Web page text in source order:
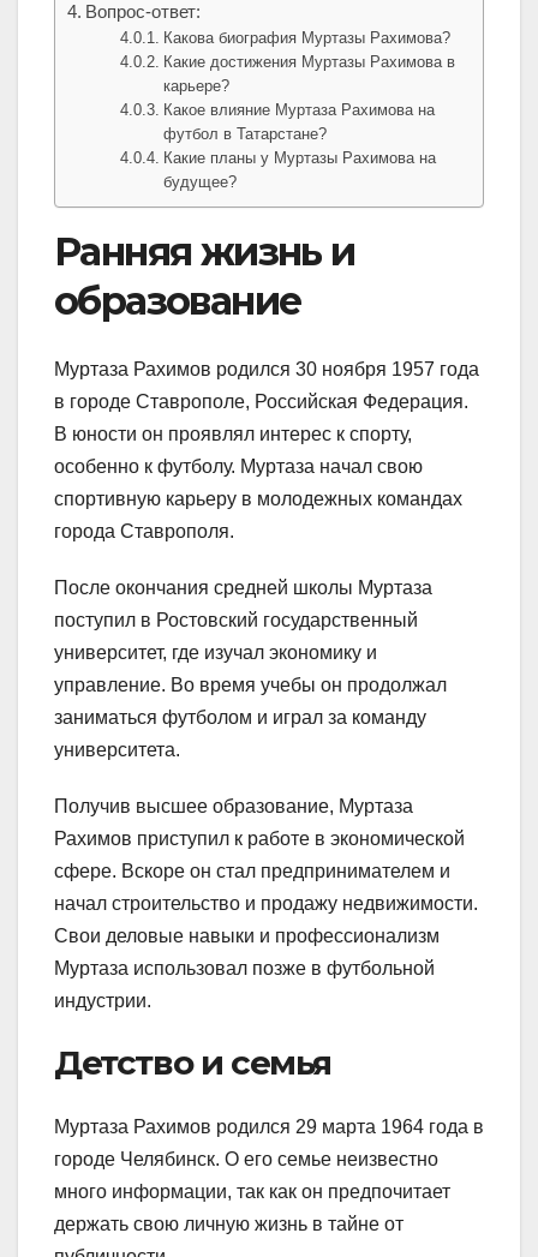
Вопрос-ответ:
Какова биография Муртазы Рахимова?
Какие достижения Муртазы Рахимова в
карьере?
Какое влияние Муртаза Рахимова на
футбол в Татарстане?
Какие планы у Муртазы Рахимова на
будущее?
Ранняя жизнь и
образование
Муртаза Рахимов родился 30 ноября 1957 года
в городе Ставрополе, Российская Федерация.
В юности он проявлял интерес к спорту,
особенно к футболу. Муртаза начал свою
спортивную карьеру в молодежных командах
города Ставрополя.
После окончания средней школы Муртаза
поступил в Ростовский государственный
университет, где изучал экономику и
управление. Во время учебы он продолжал
заниматься футболом и играл за команду
университета.
Получив высшее образование, Муртаза
Рахимов приступил к работе в экономической
сфере. Вскоре он стал предпринимателем и
начал строительство и продажу недвижимости.
Свои деловые навыки и профессионализм
Муртаза использовал позже в футбольной
индустрии.
Детство и семья
Муртаза Рахимов родился 29 марта 1964 года в
городе Челябинск. О его семье неизвестно
много информации, так как он предпочитает
держать свою личную жизнь в тайне от